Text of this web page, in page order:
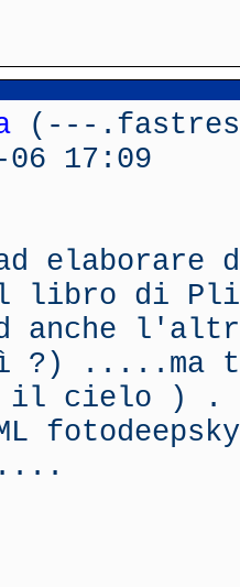
(---
17:09
elaborare
il libro di
anche
?) .....ma
il cielo ) .
....